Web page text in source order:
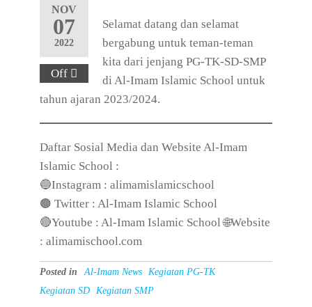
NOV
07
2022
Off
Selamat datang dan selamat
bergabung untuk teman-teman
kita dari jenjang PG-TK-SD-SMP
di Al-Imam Islamic School untuk
tahun ajaran 2023/2024.
Daftar Sosial Media dan Website Al-Imam
Islamic School :
🔵Instagram : alimamislamicschool
🟤 Twitter : Al-Imam Islamic School
🔴Youtube : Al-Imam Islamic School 🌐Website
: alimamischool.com
Posted in Al-Imam News
Kegiatan PG-TK
Kegiatan SD
Kegiatan SMP